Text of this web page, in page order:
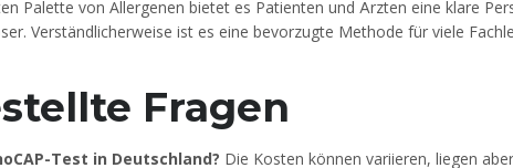
Palette von Allergenen bietet es Patienten und Ärzten eine klare
Verständlicherweise ist es eine bevorzugte Methode für viele
Fragen
Test in Deutschland? Die Kosten können variieren, liegen